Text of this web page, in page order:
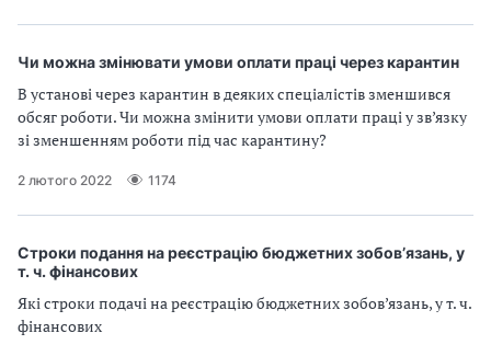
Чи можна змінювати умови оплати праці через карантин
В установі через карантин в деяких спеціалістів зменшився
обсяг роботи. Чи можна змінити умови оплати праці у зв’язку
зі зменшенням роботи під час карантину?
2 лютого 2022 1174
Строки подання на реєстрацію бюджетних зобов’язань, у
т. ч. фінансових
Які строки подачі на реєстрацію бюджетних зобов’язань, у т. ч.
фінансових